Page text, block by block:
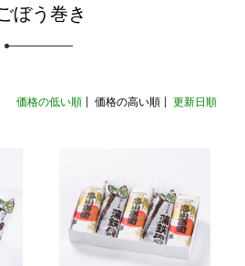
ぼう巻き
価格の低い順 価格の高い順 更新日順